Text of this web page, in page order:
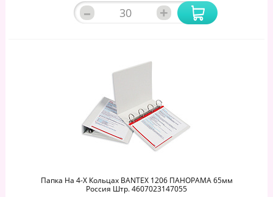
– +
Папка На 4-Х Кольцах BANTEX 1206 ПАНОРАМА 65мм
Россия Штр. 4607023147055